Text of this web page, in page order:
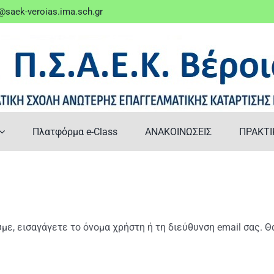
veroias.ima.sch.gr
Πλατφόρμα e-Class ΑΝΑΚΟΙΝΩΣΕΙΣ
εισαγάγετε το όνομα χρήστη ή τη διεύθυνση email σας.